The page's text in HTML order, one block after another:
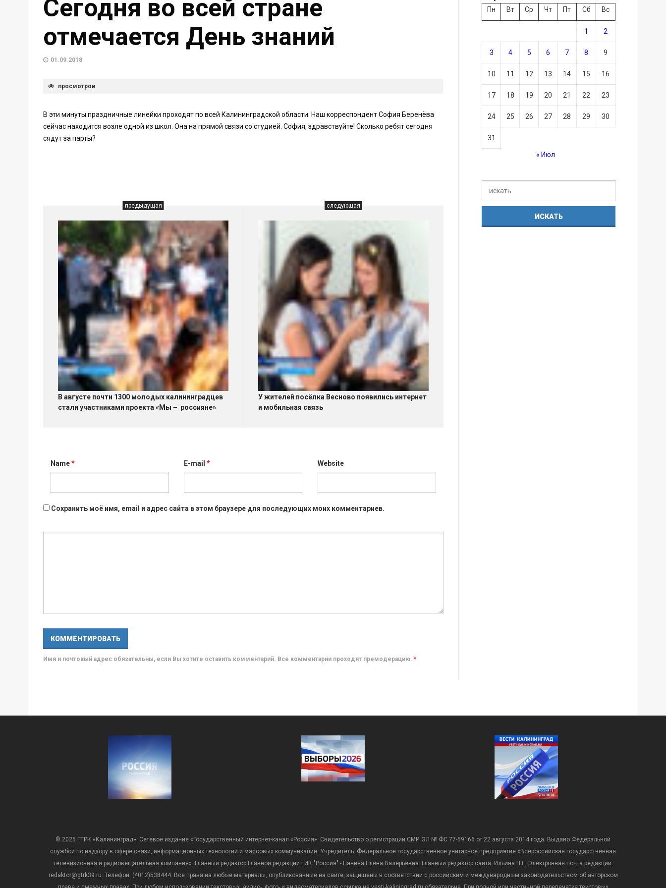
Сегодня во всей стране
отмечается День знаний
01.09.2018
просмотров
В эти минуты праздничные линейки проходят по всей Калининградской области. Наш корреспондент София Беренёва
сейчас находится возле одной из школ. Она на прямой связи со студией. София, здравствуйте! Сколько ребят сегодня
сядут за парты?
предыдущая
В августе почти 1300 молодых калининградцев
стали участниками проекта «Мы – россияне»
следующая
У жителей посёлка Весново появились интернет
и мобильная связь
Name* E-mail* Website
Сохранить моё имя, email и адрес сайта в этом браузере для последующих моих комментариев.
Имя и почтовый адрес обязательны, если Вы хотите оставить комментарий. Все комментарии проходят премодерацию. *
Пн
Вт Ср Чт Пт Сб Вс
1 2
3 4 5 6 7 8 9
10 11 12 13 14 15 16
17 18 19 20 21 22 23
24 25 26 27 28 29 30
31
« Июл
© 2025 ГТРК «Калининград». Сетевое издание «Государственный интернет-канал «Россия». Свидетельство о регистрации СМИ ЭЛ № ФС 77-59166 от 22 августа 2014 года. Выдано Федеральной
службой по надзору в сфере связи, информационных технологий и массовых коммуникаций. Учредитель: Федеральное государственное унитарное предприятие «Всероссийская государственная
телевизионная и радиовещательная компания». Главный редактор Главной редакции ГИК "Россия" - Панина Елена Валерьевна. Главный редактор сайта: Ильина Н.Г. Электронная почта редакции:
redaktor@gtrk39.ru. Телефон: (4012)538444. Все права на любые материалы, опубликованные на сайте, защищены в соответствии с российским и международным законодательством об авторском